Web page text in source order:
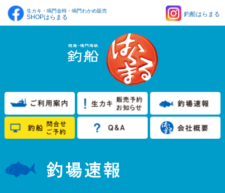
生カキ・鳴門金時・鳴門わかめ販売
SHOPはらまる 釣船はらまる